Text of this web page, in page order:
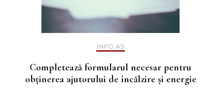
INFO AS
Completează formularul necesar pentru
obținerea ajutorului de încălzire și energie